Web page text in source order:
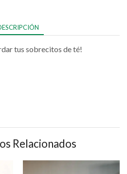
tus sobrecitos de té!
Relacionados